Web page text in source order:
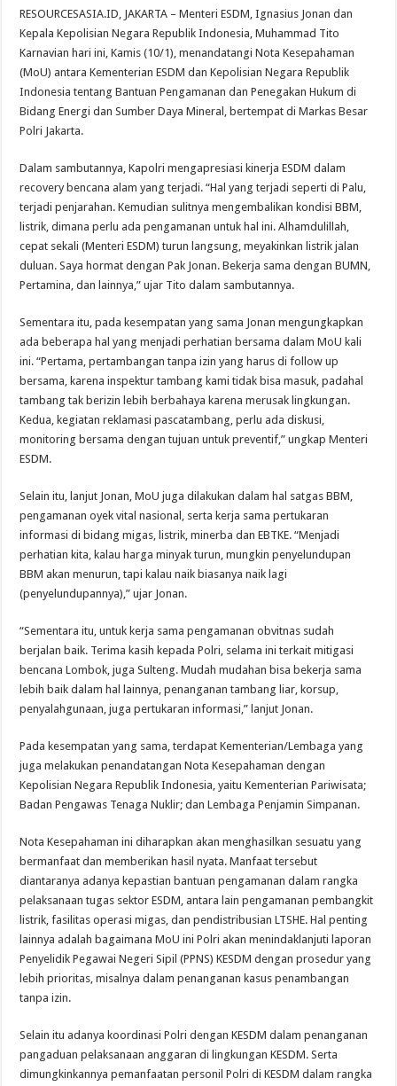
RESOURCESASIA.ID, JAKARTA – Menteri ESDM, Ignasius Jonan dan
Kepala Kepolisian Negara Republik Indonesia, Muhammad Tito
Karnavian hari ini, Kamis (10/1), menandatangi Nota Kesepahaman
(MoU) antara Kementerian ESDM dan Kepolisian Negara Republik
Indonesia tentang Bantuan Pengamanan dan Penegakan Hukum di
Bidang Energi dan Sumber Daya Mineral, bertempat di Markas Besar
Polri Jakarta.
Dalam sambutannya, Kapolri mengapresiasi kinerja ESDM dalam
recovery bencana alam yang terjadi. “Hal yang terjadi seperti di Palu,
terjadi penjarahan. Kemudian sulitnya mengembalikan kondisi BBM,
listrik, dimana perlu ada pengamanan untuk hal ini. Alhamdulillah,
cepat sekali (Menteri ESDM) turun langsung, meyakinkan listrik jalan
duluan. Saya hormat dengan Pak Jonan. Bekerja sama dengan BUMN,
Pertamina, dan lainnya,” ujar Tito dalam sambutannya.
Sementara itu, pada kesempatan yang sama Jonan mengungkapkan
ada beberapa hal yang menjadi perhatian bersama dalam MoU kali
ini. “Pertama, pertambangan tanpa izin yang harus di follow up
bersama, karena inspektur tambang kami tidak bisa masuk, padahal
tambang tak berizin lebih berbahaya karena merusak lingkungan.
Kedua, kegiatan reklamasi pascatambang, perlu ada diskusi,
monitoring bersama dengan tujuan untuk preventif,” ungkap Menteri
ESDM.
Selain itu, lanjut Jonan, MoU juga dilakukan dalam hal satgas BBM,
pengamanan oyek vital nasional, serta kerja sama pertukaran
informasi di bidang migas, listrik, minerba dan EBTKE. “Menjadi
perhatian kita, kalau harga minyak turun, mungkin penyelundupan
BBM akan menurun, tapi kalau naik biasanya naik lagi
(penyelundupannya),” ujar Jonan.
“Sementara itu, untuk kerja sama pengamanan obvitnas sudah
berjalan baik. Terima kasih kepada Polri, selama ini terkait mitigasi
bencana Lombok, juga Sulteng. Mudah mudahan bisa bekerja sama
lebih baik dalam hal lainnya, penanganan tambang liar, korsup,
penyalahgunaan, juga pertukaran informasi,” lanjut Jonan.
Pada kesempatan yang sama, terdapat Kementerian/Lembaga yang
juga melakukan penandatangan Nota Kesepahaman dengan
Kepolisian Negara Republik Indonesia, yaitu Kementerian Pariwisata;
Badan Pengawas Tenaga Nuklir; dan Lembaga Penjamin Simpanan.
Nota Kesepahaman ini diharapkan akan menghasilkan sesuatu yang
bermanfaat dan memberikan hasil nyata. Manfaat tersebut
diantaranya adanya kepastian bantuan pengamanan dalam rangka
pelaksanaan tugas sektor ESDM, antara lain pengamanan pembangkit
listrik, fasilitas operasi migas, dan pendistribusian LTSHE. Hal penting
lainnya adalah bagaimana MoU ini Polri akan menindaklanjuti laporan
Penyelidik Pegawai Negeri Sipil (PPNS) KESDM dengan prosedur yang
lebih prioritas, misalnya dalam penanganan kasus penambangan
tanpa izin.
Selain itu adanya koordinasi Polri dengan KESDM dalam penanganan
pangaduan pelaksanaan anggaran di lingkungan KESDM. Serta
dimungkinkannya pemanfaatan personil Polri di KESDM dalam rangka